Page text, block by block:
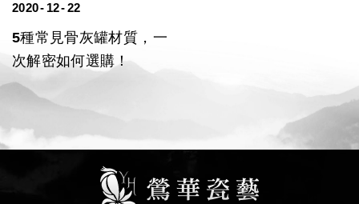
22
12
2020
5種常見骨灰罐材質，一
次解密如何選購！